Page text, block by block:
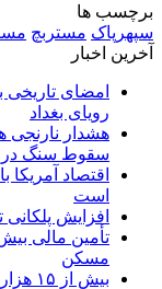
برچسب ها
سپهرپاک مستربچ
آخرین اخبار
امضای
رویای بغداد
سقوط سنگ در
اقتصاد
است
افزایش
مسکن
بیش از ۱۵ هزار زائر اربعین به البرز بازگشتند